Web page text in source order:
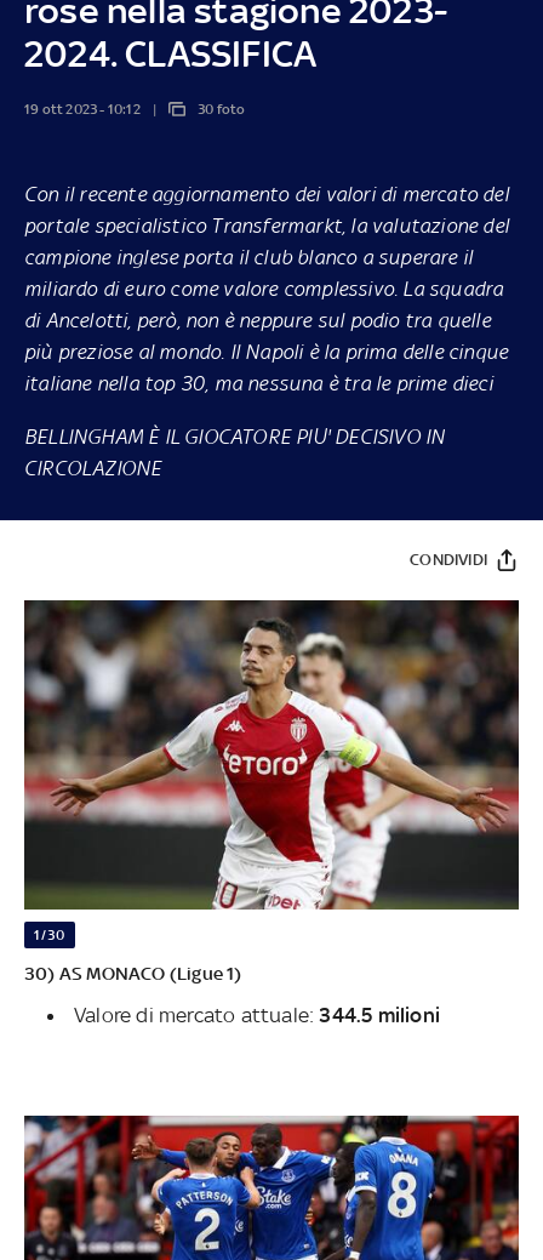
rose nella stagione 2023-
2024. CLASSIFICA
19 ott 2023 - 10:12 30 foto
Con il recente aggiornamento dei valori di mercato del
portale specialistico Transfermarkt, la valutazione del
campione inglese porta il club blancoa superare il
miliardo di euro come valore complessivo. La squadra
di Ancelotti, però, non è neppure sul podio tra quelle
più preziose al mondo. Il Napoli è la prima delle cinque
italiane nella top 30, ma nessuna è tra le prime dieci
BELLINGHAM È IL GIOCATORE PIU' DECISIVO IN
CIRCOLAZIONE
CONDIVIDI
1/30
30) AS MONACO (Ligue 1)
Valore di mercato attuale:344.5 milioni